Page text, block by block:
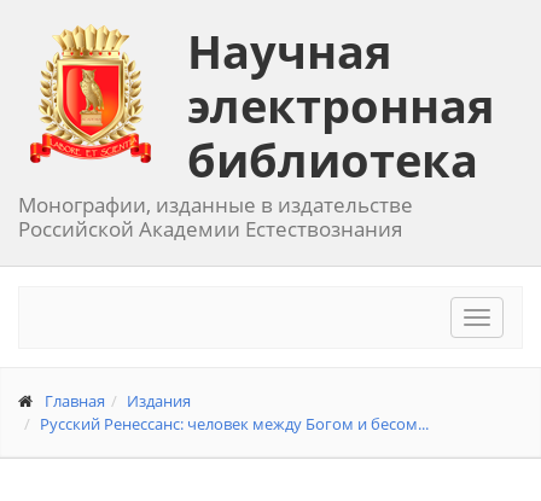
Научная
электронная
библиотека
Монографии, изданные в издательстве
Российской Академии Естествознания
Toggle
Главная
Издания
Русский Ренессанс: человек между Богом и бесом...